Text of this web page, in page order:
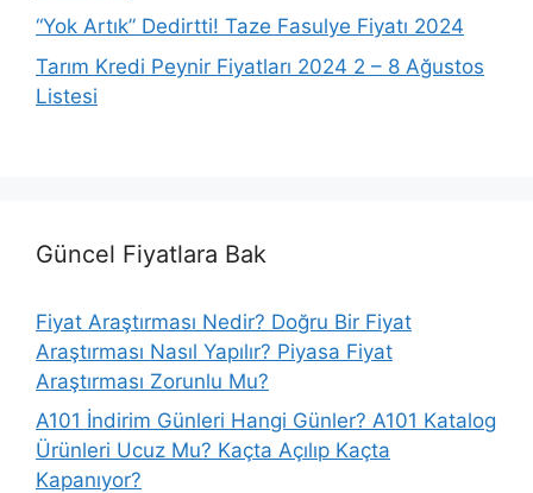
“Yok Artık” Dedirtti! Taze Fasulye Fiyatı 2024
Tarım Kredi Peynir Fiyatları 2024 2 – 8 Ağustos
Listesi
Güncel Fiyatlara Bak
Fiyat Araştırması Nedir? Doğru Bir Fiyat
Araştırması Nasıl Yapılır? Piyasa Fiyat
Araştırması Zorunlu Mu?
A101 İndirim Günleri Hangi Günler? A101 Katalog
Ürünleri Ucuz Mu? Kaçta Açılıp Kaçta
Kapanıyor?